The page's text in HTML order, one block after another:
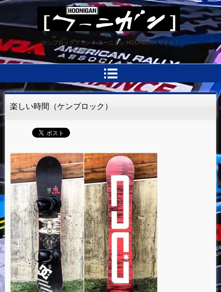
HOONIGAN フーニガン
ケンブロックブランド フーニガン HOONIGAN サイト！
楽しい時間（ケンブロック）